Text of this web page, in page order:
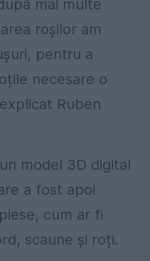
mai multe
roșilor am
pentru a
necesare o
Ruben
model 3D digital
a fost apoi
cum ar fi
scaune și roți.